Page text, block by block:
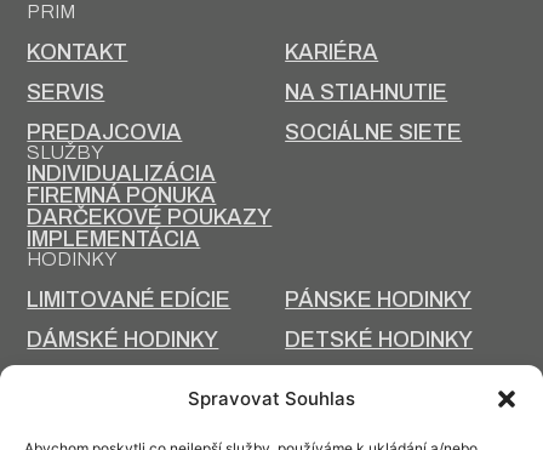
Spravovat Souhlas
PRIM
KONTAKT
KARIÉRA
SERVIS
NA STIAHNUTIE
PREDAJCOVIA
SOCIÁLNE SIETE
SLUŽBY
INDIVIDUALIZÁCIA
FIREMNÁ PONUKA
DARČEKOVÉ POUKAZY
IMPLEMENTÁCIA
HODINKY
LIMITOVANÉ EDÍCIE
PÁNSKE HODINKY
DÁMSKÉ HODINKY
DETSKÉ HODINKY
AMBASÁDORI A